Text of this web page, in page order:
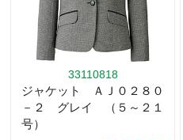
33110818
ジャケット ＡＪ０２８０
－２ グレイ （５～２１
号）